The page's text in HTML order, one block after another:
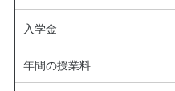
入学金
年間の授業料